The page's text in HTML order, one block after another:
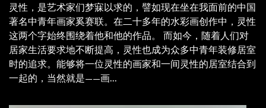
灵性，是艺术家们梦寐以求的，譬如现在坐在我面前的中国
著名中青年画家奚赛联。在二十多年的水彩画创作中，灵性
这两个字始终围绕着他和他的作品。 而如今，随着人们对
居家生活要求地不断提高，灵性也成为众多中青年装修居室
时的追求。能够将一位灵性的画家和一间灵性的居室结合到
一起的，当然就是——画...